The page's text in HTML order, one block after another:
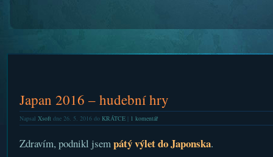
Japan 2016 – hudební hry
Napsal Xsoftdne 26. 5. 2016 do KRÁTCE| 1 komentář
Zdravím, podnikl jsempátý výlet do Japonska.